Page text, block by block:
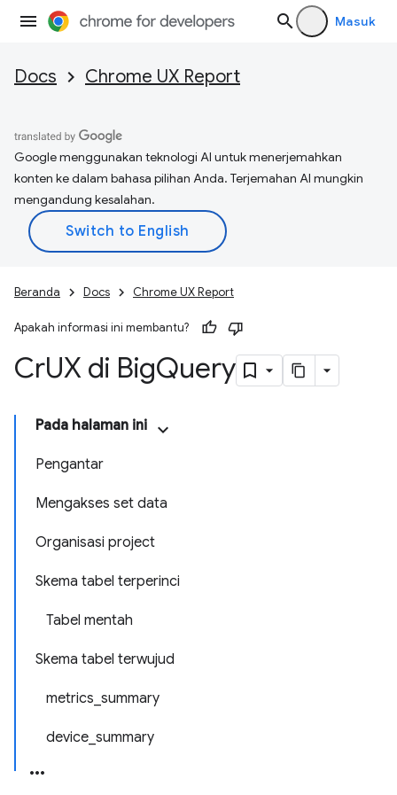
Masuk
Docs Chrome UX Report
Google menggunakan teknologi AI untuk menerjemahkan
konten ke dalam bahasa pilihan Anda. Terjemahan AI mungkin
mengandung kesalahan.
Beranda Docs Chrome UX Report
Apakah informasi ini membantu?
CrUX di BigQuery
Pada halaman ini
Pengantar
Mengakses set data
Organisasi project
Skema tabel terperinci
Tabel mentah
Skema tabel terwujud
metrics_summary
device_summary